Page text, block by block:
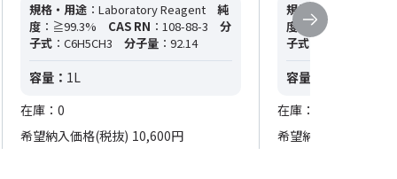
規格・用途 ：Laboratory Reagent
純
度 ：≧99.3% CAS RN ：108-88-3
分
子式 ：C6H5CH3 分子量 ：92.14
容量： 1L
在庫：0
希望納入価格(税抜) 10,600円
規格・用途
度 ：≧99.3%
子式：C6H5CH3
容量：
在庫：0
希望納入価格(税抜)